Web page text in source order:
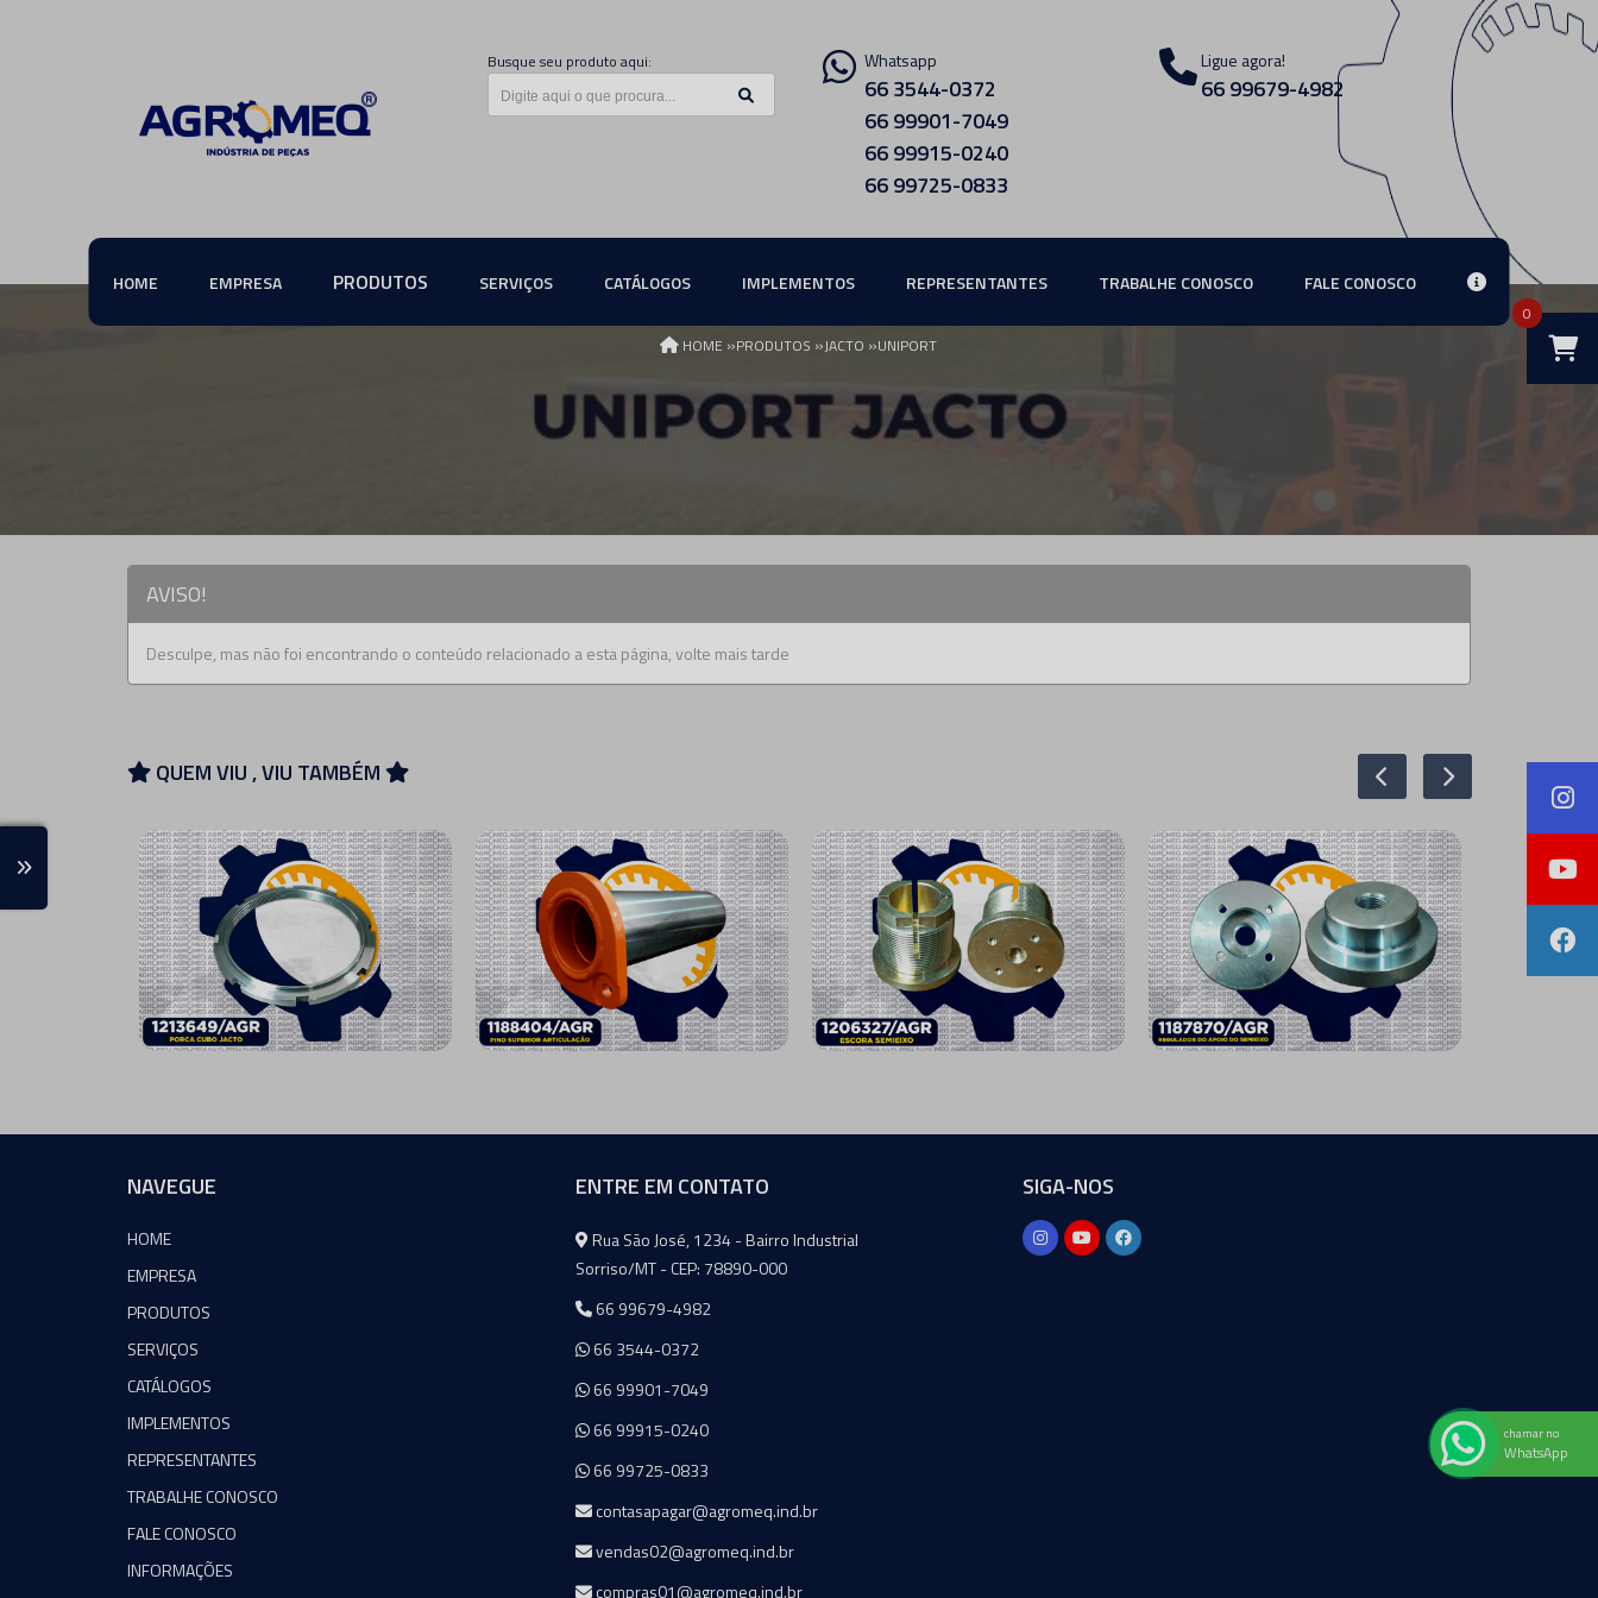
Busque seu produto aqui: Whatsapp
66 3544-0372
66 99901-7049
66 99915-0240
66 99725-0833
Ligue agora!
66 99679-4982
HOME EMPRESA PRODUTOS SERVIÇOS CATÁLOGOS IMPLEMENTOS REPRESENTANTES TRABALHE CONOSCO FALE CONOSCO
0
HOME »PRODUTOS »JACTO »UNIPORT
AVISO!
Desculpe, mas não foi encontrando o conteúdo relacionado a esta página, volte mais tarde
QUEM VIU , VIU TAMBÉM
NAVEGUE
HOME
EMPRESA
PRODUTOS
SERVIÇOS
CATÁLOGOS
IMPLEMENTOS
REPRESENTANTES
TRABALHE CONOSCO
FALE CONOSCO
INFORMAÇÕES
ENTRE EM CONTATO
Agromeq
Rua São José, 1234 - Bairro Industrial
Sorriso/MT - CEP: 78890-000
66 99679-4982
66 3544-0372
66 99901-7049
66 99915-0240
66 99725-0833
contasapagar@agromeq.ind.br
vendas02@agromeq.ind.br
compras01@agromeq.ind.br
SIGA-NOS
chamar no
WhatsApp